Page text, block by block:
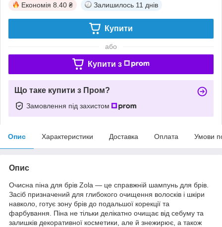
Економія 8.40 ₴ Залишилось 11 днів
Купити
або
Купити з
Що таке купити з Пром?
Замовлення під захистом
Опис Характеристики Доставка Оплата Умови
Опис
Очисна піна для брів Zola — це справжній шампунь для брів.
Засіб призначений для глибокого очищення волосків і шкіри
навколо, готує зону брів до подальшої корекції та
фарбування. Піна не тільки делікатно очищає від себуму та
залишків декоративної косметики, але й знежирює, а також